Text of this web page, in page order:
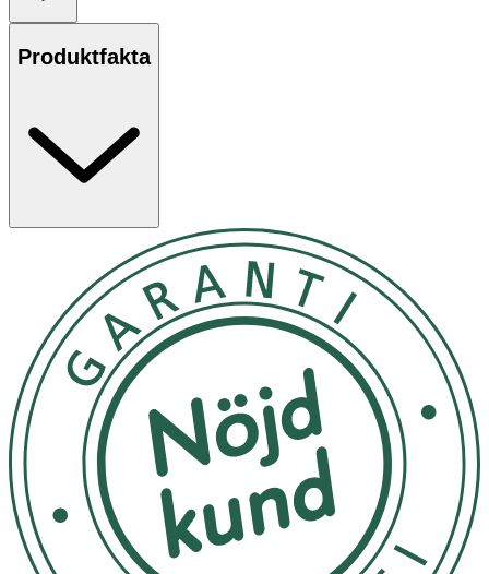
Förvaras i rumstemperatur.
Ingredienser:
INGREDIENTS: Aqua/Water/Eau, Propylene Glycol,
Mimosa Tenuiflora Bark Extract, Niacinamide, Panthenol,
Piroctone Olamine, Allantoin, Acetyl Tetrapeptide-3,
Hydrolyzed Yeast Protein, Biotin, Threonine, Lactic Acid,
Citric Acid, Trifolium Pratense (Clover) Flower Extract,
Dextran, Xanthan Gum, Pyridoxine HCl, Sodium Benzoate,
Disodium Phosphate, Potassium Sorbate,
Ethylhexylglycerin, Phenoxyethanol, Parfum/Fragrance
Produktfakta